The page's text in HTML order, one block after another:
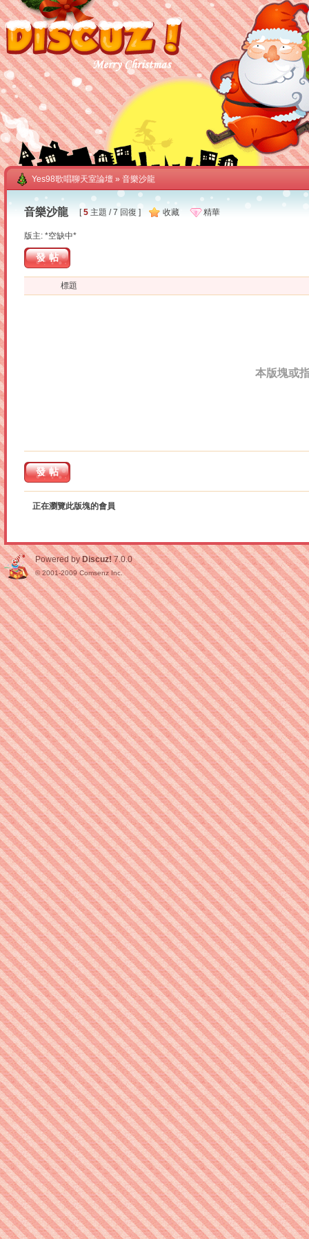
Yes98歌唱聊天室論壇 » 音樂沙龍
音樂沙龍 [5 主題 / 7 回復 ] 收藏 精華
版主: *空缺中*
發帖
標題
本版塊或
發帖
正在瀏覽此版塊的會員
Powered byDiscuz! 7.0.0
© 2001-2009Comsenz Inc.